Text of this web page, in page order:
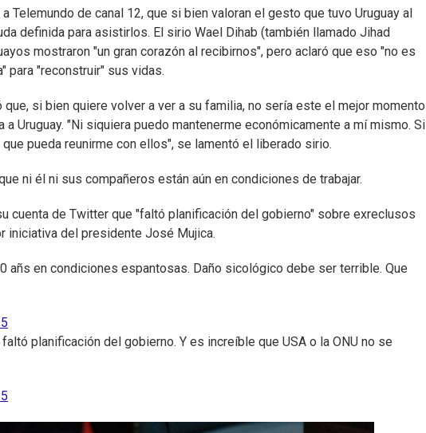
Telemundo de canal 12, que si bien valoran el gesto que tuvo Uruguay al
definida para asistirlos. El sirio Wael Dihab (también llamado Jihad
mostraron "un gran corazón al recibirnos", pero aclaró que eso "no es
para "reconstruir" sus vidas.
si bien quiere volver a ver a su familia, no sería este el mejor momento
Uruguay. "Ni siquiera puedo mantenerme económicamente a mí mismo. Si
pueda reunirme con ellos", se lamentó el liberado sirio.
ni él ni sus compañeros están aún en condiciones de trabajar.
cuenta de Twitter que "faltó planificación del gobierno" sobre exreclusos
iniciativa del presidente José Mujica.
añs en condiciones espantosas. Daño sicológico debe ser terrible. Que
planificación del gobierno. Y es increíble que USA o la ONU no se